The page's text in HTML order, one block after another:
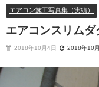
エアコン施工写真集（実績）
エアコンスリム
2018年10月4日 2018年10